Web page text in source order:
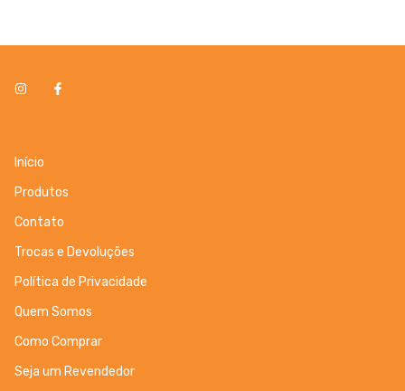
Início
Produtos
Contato
Trocas e Devoluções
Política de Privacidade
Quem Somos
Como Comprar
Seja um Revendedor